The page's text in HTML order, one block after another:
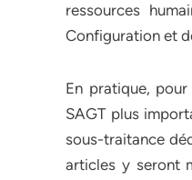
ressources
Configuration et
En pratique,
SAGT plus
sous-traitance
articles y seront